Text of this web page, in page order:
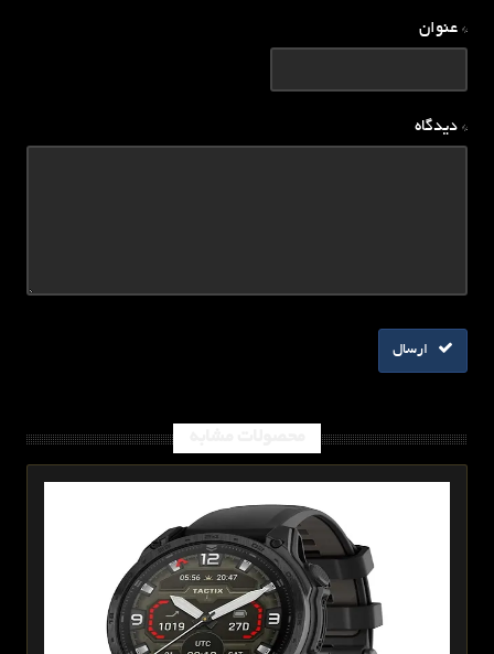
* عنوان
* دیدگاه
ارسال